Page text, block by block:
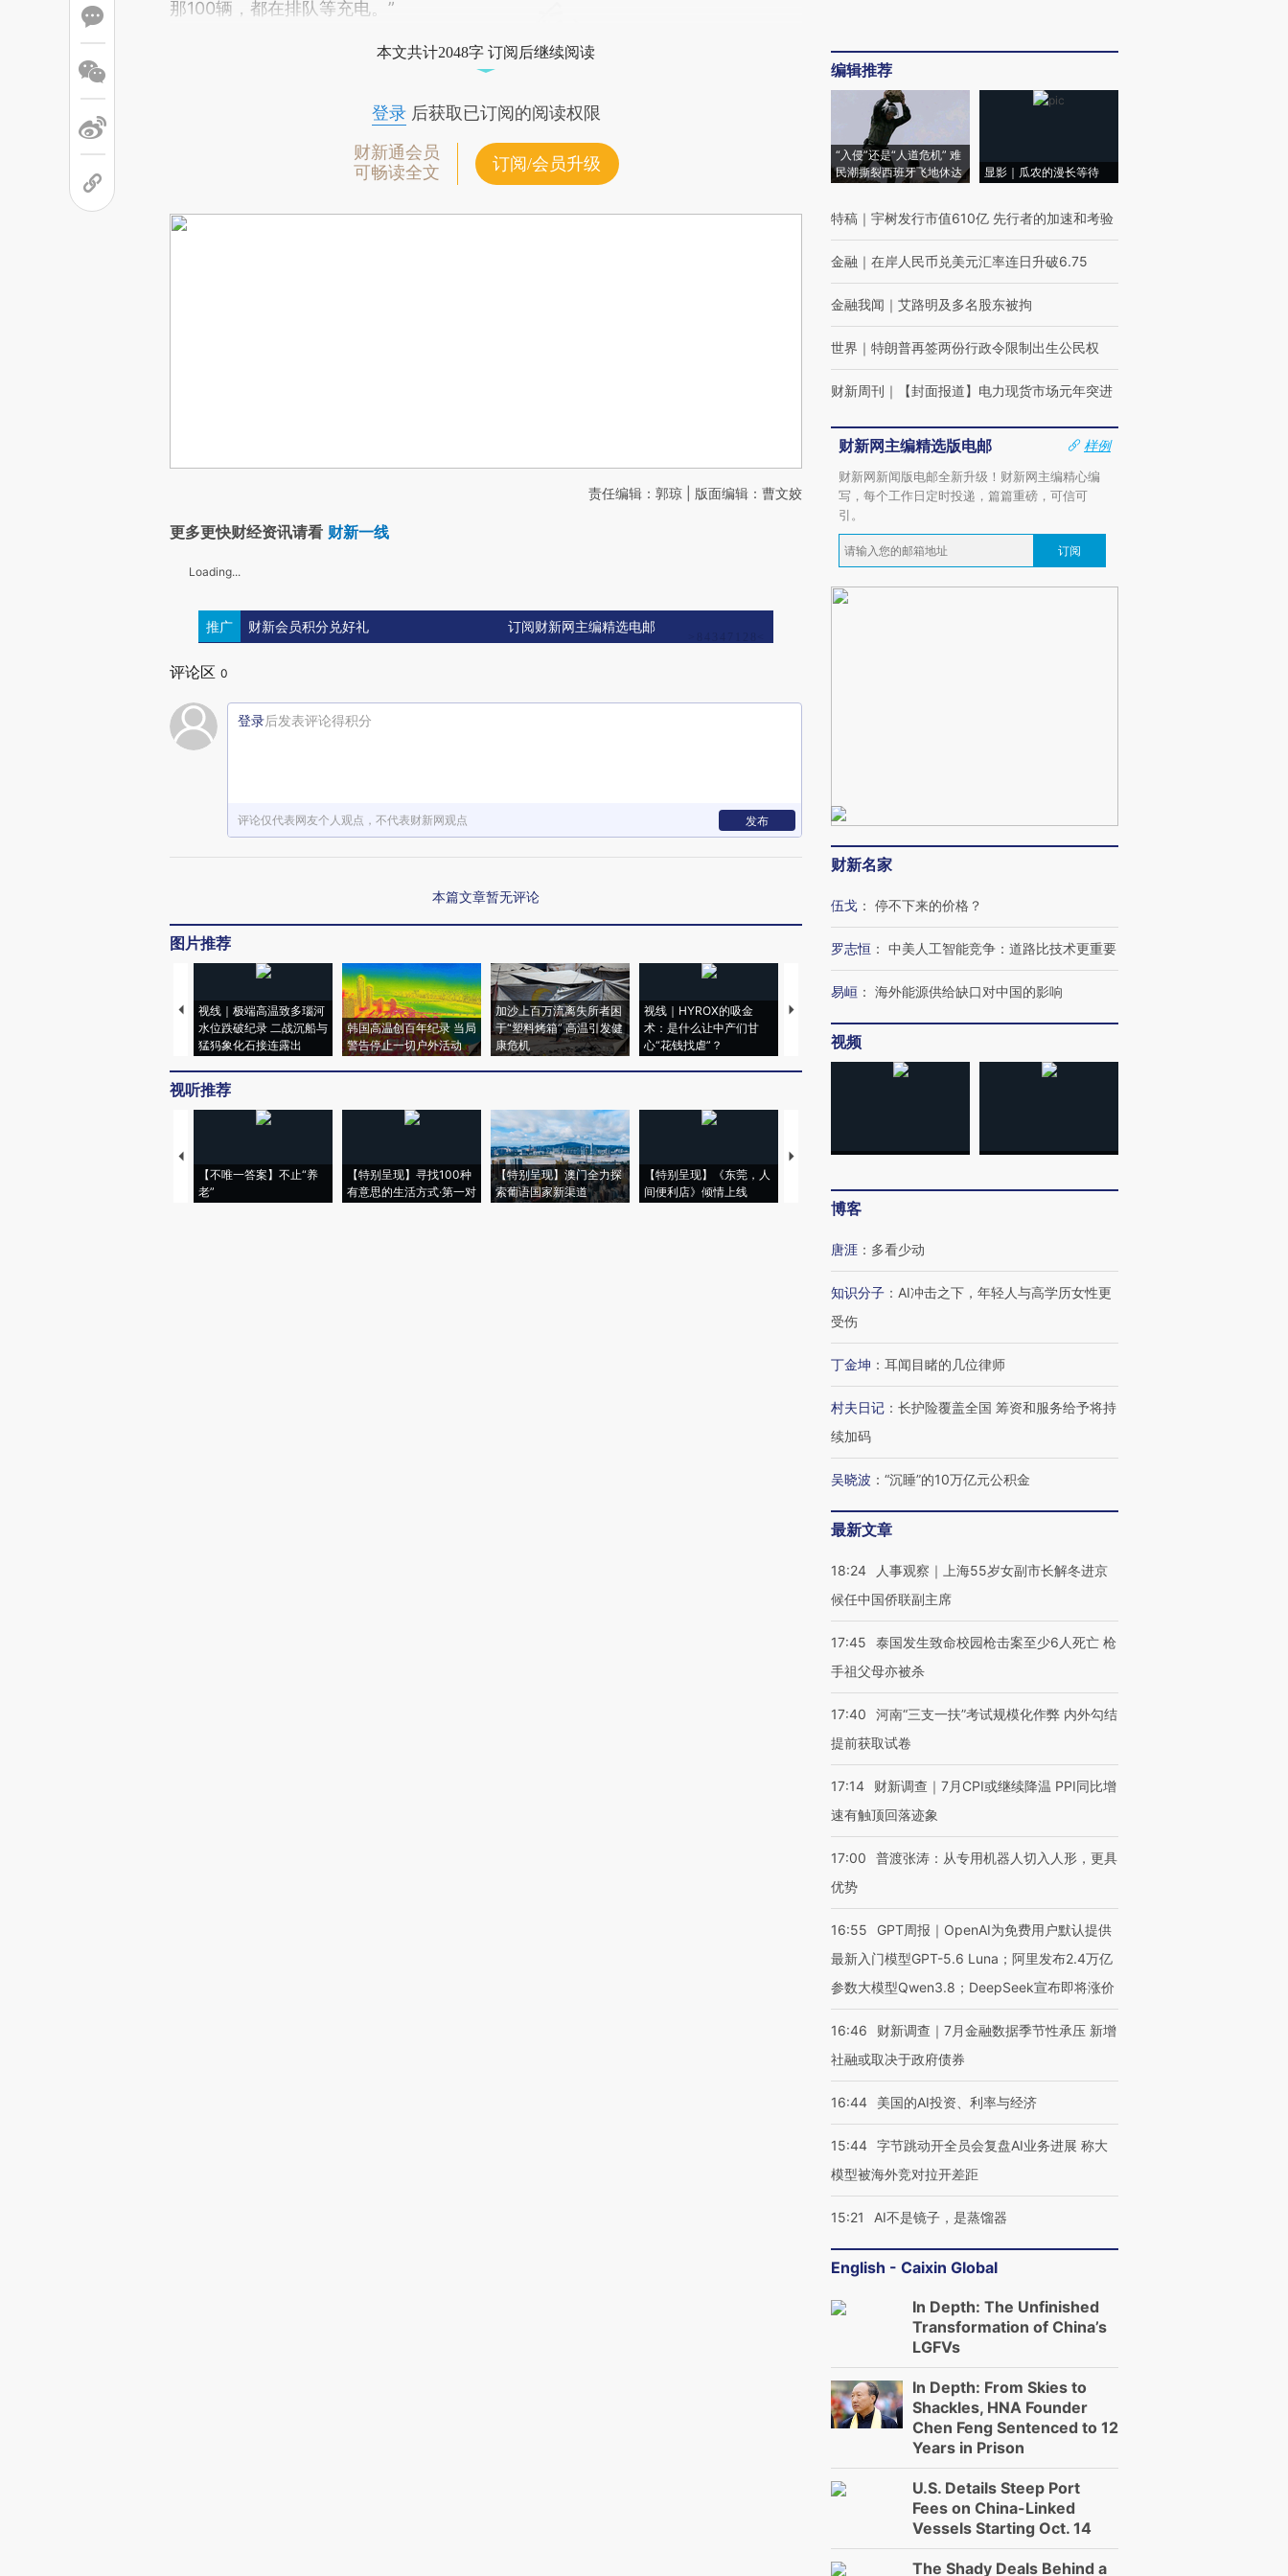
那100辆，都在排队等充电。”
本文共计2048字 订阅后继续阅读
登录后获取已订阅的阅读权限
财新通会员
可畅读全文
订阅/会员升级
责任编辑：郭琼 | 版面编辑：曹文姣
更多更快财经资讯请看 财新一线
Loading...
推广 财新会员积分兑好礼 订阅财新网主编精选电邮
评论区 0
登录后发表评论得积分
评论仅代表网友个人观点，不代表财新网观点 发布
本篇文章暂无评论
图片推荐
视线｜极端高温致多瑙河
水位跌破纪录 二战沉船与
猛犸象化石接连露出
韩国高温创百年纪录 当局
警告停止一切户外活动
加沙上百万流离失所者困
于“塑料烤箱” 高温引发健
康危机
视线｜HYROX的吸金
术：是什么让中产们甘
心“花钱找虐”？
马航飞行员跨国走私7万
粒摇头丸 尿检体内含3种
度Z世代 用街头抗争将教
机”？难民潮撕裂西班牙
视听推荐
【不唯一答案】不止“养
老”
【特别呈现】寻找100种
有意思的生活方式·第一对
【特别呈现】澳门全力探
索葡语国家新渠道
【特别呈现】《东莞，人
间便利店》倾情上线
【推广】走进第四届链博
有意思的生活方式·第三对
【商旅对话】华住集团
住三大增长引擎是什么？
编辑推荐
“入侵”还是“人道危机” 难
民潮撕裂西班牙飞地休达
显影｜瓜农的漫长等待
特稿 ｜ 宇树发行市值610亿 先行者的加速和考验
金融 ｜ 在岸人民币兑美元汇率连日升破6.75
金融我闻 ｜ 艾路明及多名股东被拘
世界 ｜ 特朗普再签两份行政令限制出生公民权
财新周刊 ｜ 【封面报道】电力现货市场元年突进
财新网主编精选版电邮
样例
财新网新闻版电邮全新升级！财新网主编精心编
写，每个工作日定时投递，篇篇重磅，可信可
引。
订阅
财新名家
伍戈 ： 停不下来的价格？
罗志恒 ： 中美人工智能竞争：道路比技术更重要
易峘 ： 海外能源供给缺口对中国的影响
视频
博客
唐涯 ： 多看少动
知识分子 ： AI冲击之下，年轻人与高学历女性更
受伤
丁金坤 ： 耳闻目睹的几位律师
村夫日记 ： 长护险覆盖全国 筹资和服务给予将持
续加码
吴晓波 ： “沉睡”的10万亿元公积金
最新文章
18:24
人事观察｜上海55岁女副市长解冬进京
候任中国侨联副主席
17:45
泰国发生致命校园枪击案至少6人死亡 枪
手祖父母亦被杀
17:40
河南“三支一扶”考试规模化作弊 内外勾结
提前获取试卷
17:14
财新调查｜7月CPI或继续降温 PPI同比增
速有触顶回落迹象
17:00
普渡张涛：从专用机器人切入人形，更具
优势
16:55
GPT周报｜OpenAI为免费用户默认提供
最新入门模型GPT-5.6 Luna；阿里发布2.4万亿
参数大模型Qwen3.8；DeepSeek宣布即将涨价
16:46
财新调查｜7月金融数据季节性承压 新增
社融或取决于政府债券
16:44 美国的AI投资、利率与经济
15:44 字节跳动开全员会复盘AI业务进展 称大
模型被海外竞对拉开差距
15:21 AI不是镜子，是蒸馏器
English - Caixin Global
In Depth: The Unfinished
Transformation of China’s
LGFVs
In Depth: From Skies to
Shackles, HNA Founder
Chen Feng Sentenced to 12
Years in Prison
U.S. Details Steep Port
Fees on China-Linked
Vessels Starting Oct. 14
The Shady Deals Behind a